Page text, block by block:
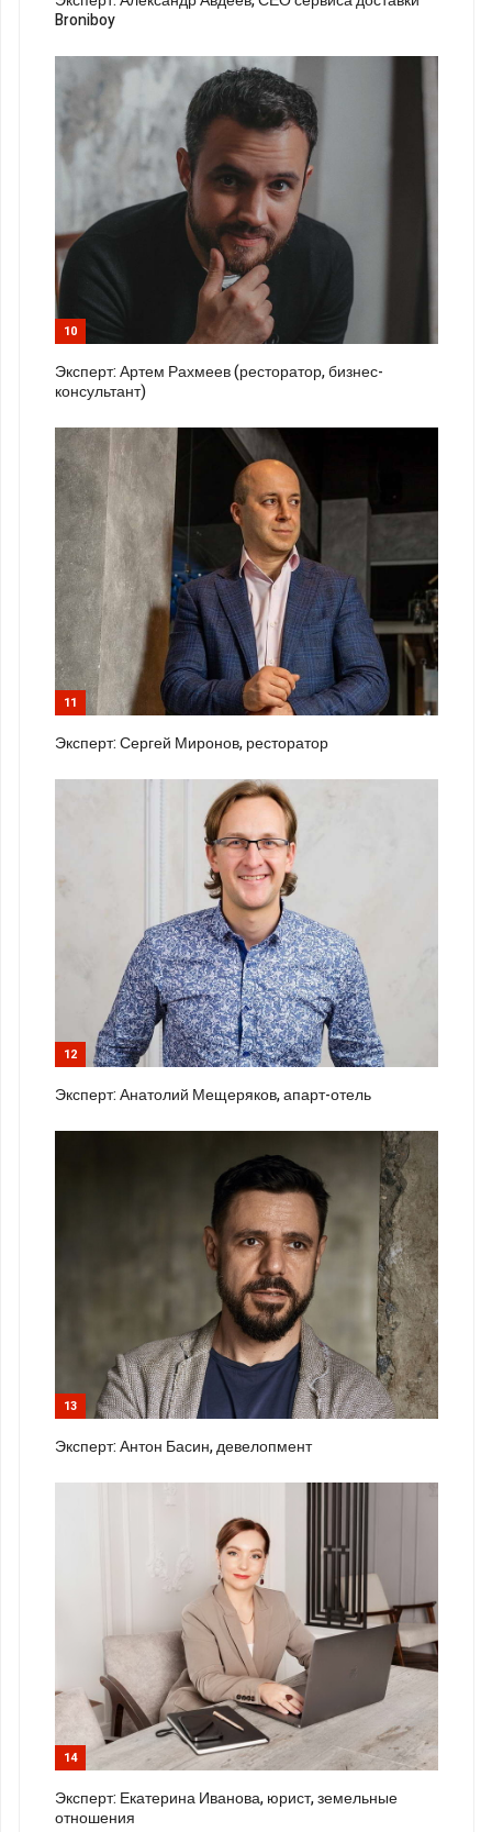
Broniboy
10
Эксперт: Артем Рахмеев (ресторатор, бизнес-
консультант)
11
Эксперт: Сергей Миронов, ресторатор
12
Эксперт: Анатолий Мещеряков, апарт-отель
13
Эксперт: Антон Басин, девелопмент
14
Эксперт: Екатерина Иванова, юрист, земельные
отношения